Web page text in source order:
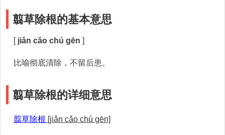
翦草除根的基本意思
[ jiǎn cǎo chú gēn ]
比喻彻底清除，不留后患。
翦草除根的详细意思
翦草除根 [jiǎn cǎo chú gēn]